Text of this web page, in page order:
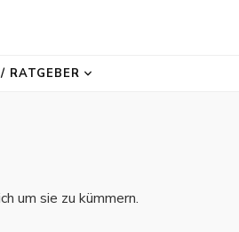
RATGEBER
um sie zu kümmern.